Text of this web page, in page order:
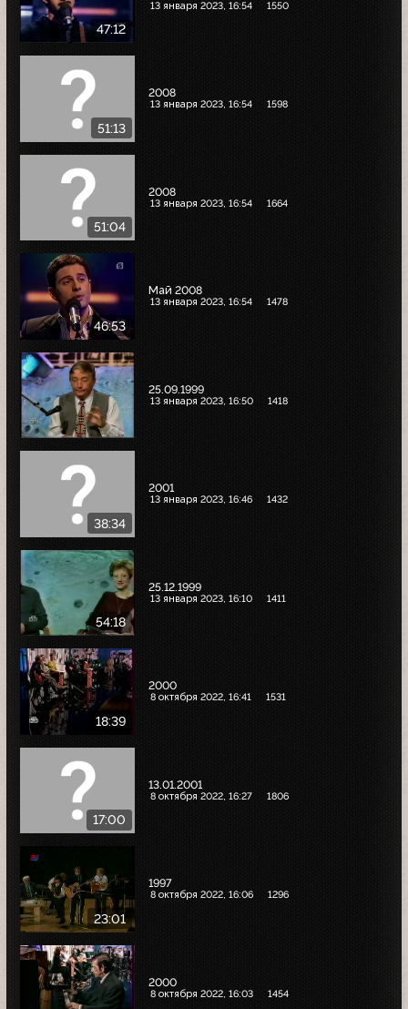
47:12
13 января 2023, 16:54 1550
51:13
2008
13 января 2023, 16:54 1598
51:04
2008
13 января 2023, 16:54 1664
46:53
Май 2008
13 января 2023, 16:54 1478
25.09.1999
13 января 2023, 16:50 1418
38:34
2001
13 января 2023, 16:46 1432
54:18
25.12.1999
13 января 2023, 16:10 1411
18:39
2000
8 октября 2022, 16:41 1531
17:00
13.01.2001
8 октября 2022, 16:27 1806
23:01
1997
8 октября 2022, 16:06 1296
2000
8 октября 2022, 16:03 1454